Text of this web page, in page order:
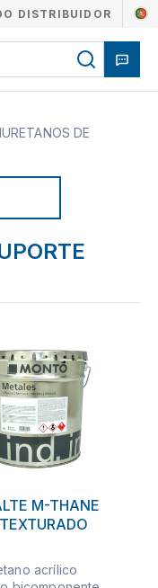
DISTRIBUIDOR
DE
M-THANE
acrílico